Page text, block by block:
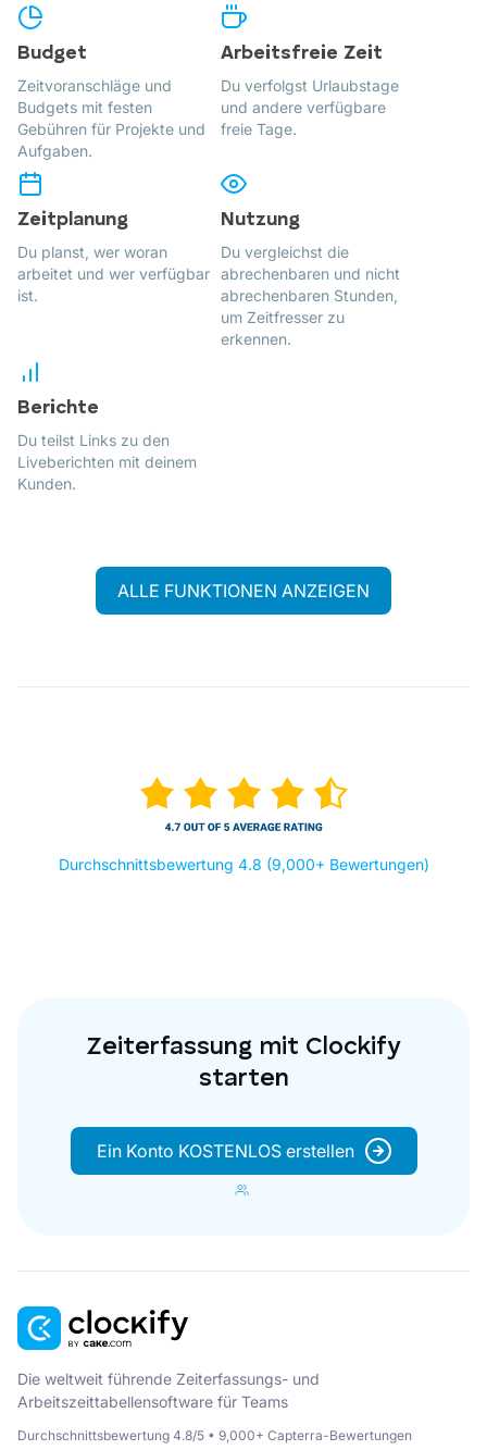
Budget
Zeitvoranschläge und
Budgets mit festen
Gebühren für Projekte und
Aufgaben.
Arbeitsfreie Zeit
Du verfolgst Urlaubstage
und andere verfügbare
freie Tage.
Zeitplanung
Du planst, wer woran
arbeitet und wer verfügbar
ist.
Nutzung
Du vergleichst die
abrechenbaren und nicht
abrechenbaren Stunden,
um Zeitfresser zu
erkennen.
Berichte
Du teilst Links zu den
Liveberichten mit deinem
Kunden.
ALLE FUNKTIONEN ANZEIGEN
Durchschnittsbewertung 4.8 (9,000+ Bewertungen)
Zeiterfassung mit Clockify
starten
Ein Konto KOSTENLOS erstellen
Die weltweit führende Zeiterfassungs- und
Arbeitszeittabellensoftware für Teams
Durchschnittsbewertung 4.8/5 • 9,000+ Capterra-Bewertungen